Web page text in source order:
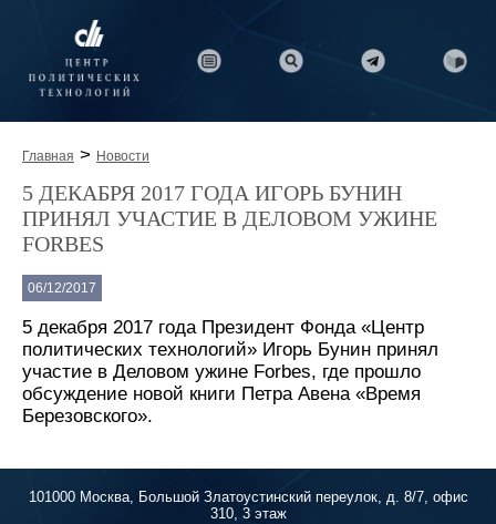
Главная > Новости
5 ДЕКАБРЯ 2017 ГОДА ИГОРЬ БУНИН
ПРИНЯЛ УЧАСТИЕ В ДЕЛОВОМ УЖИНЕ
FORBES
06/12/2017
5 декабря 2017 года Президент Фонда «Центр
политических технологий» Игорь Бунин принял
участие в Деловом ужине Forbes, где прошло
обсуждение новой книги Петра Авена «Время
Березовского».
101000 Москва, Большой Златоустинский переулок, д. 8/7, офис
310, 3 этаж